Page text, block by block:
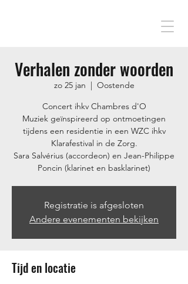
Verhalen zonder woorden
zo 25 jan
  |
Oostende
Concert ihkv Chambres d'O
Muziek geïnspireerd op ontmoetingen
tijdens een residentie in een WZC ihkv
Klarafestival in de Zorg.
Sara Salvérius (accordeon) en Jean-Philippe
Poncin (klarinet en basklarinet)
Registratie is afgesloten
Andere evenementen bekijken
Tijd en locatie